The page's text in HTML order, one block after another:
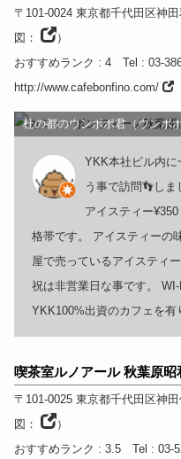
〒101-0024 東京都千代田区神
図：
）
おすすめランク : 4 Tel : 03-
http://www.cafebonfino.com/
杜の都のウンポポ君（ウンポ
YKK本社ビル内に
う事で訪問👣しま
アイスティー
格帯です。 アイスティーの
屋で売っているアイスティ
祝は非営業日な事です。
YKK100%出資のカフェを有
喫茶室ルノアール 秋葉原昭
〒101-0025 東京都千代田区神
図：
）
おすすめランク : 3.5 Tel : 03-